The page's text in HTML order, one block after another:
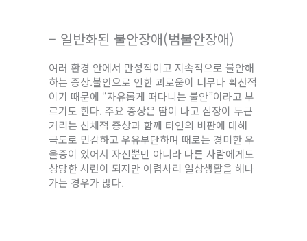
– 일반화된 불안장애(범불안장애)
여러 환경 안에서 만성적이고 지속적으로 불안해
하는 증상.불안으로 인한 괴로움이 너무나 확산적
이기 때문에 “자유롭게 떠다니는 불안”이라고 부
르기도 한다. 주요 증상은 땀이 나고 심장이 두근
거리는 신체적 증상과 함께 타인의 비판에 대해
극도로 민감하고 우유부단하며 때로는 경미한 우
울증이 있어서 자신뿐만 아니라 다른 사람에게도
상당한 시련이 되지만 어렵사리 일상생활을 해나
가는 경우가 많다.